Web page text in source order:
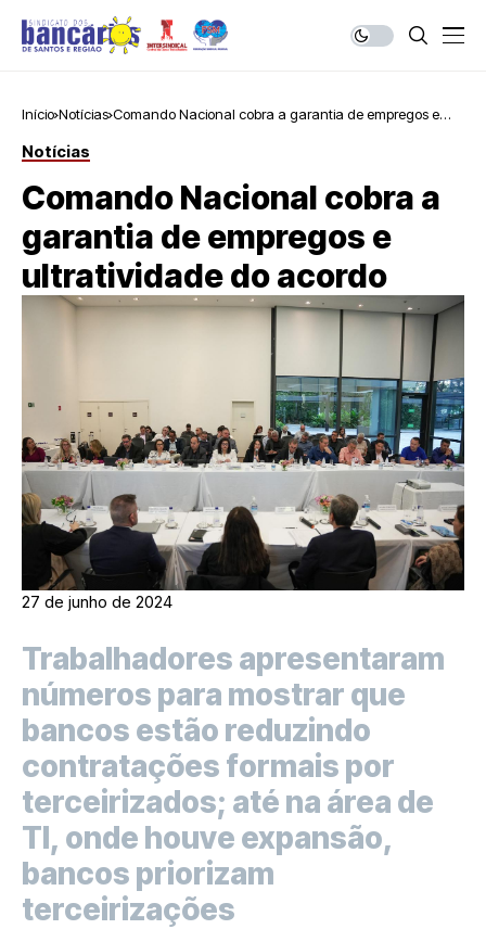
Início Notícias Comando Nacional cobra a garantia de empregos e
Notícias
Comando Nacional cobra a
garantia de empregos e
ultratividade do acordo
27 de junho de 2024
Trabalhadores apresentaram
números para mostrar que
bancos estão reduzindo
contratações formais por
terceirizados; até na área de
TI, onde houve expansão,
bancos priorizam
terceirizações